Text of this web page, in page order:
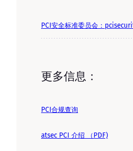
PCI安全标准委员会：
更多信息：
PCI合规查询
atsec PCI 介绍 （PDF)